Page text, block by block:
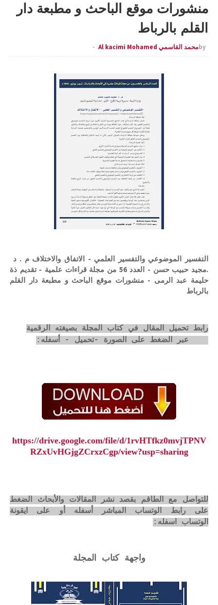
منشورات موقع الباحث و مطبعة دار
القلم بالرباط
byمحمد القاسمي Al kacimi Mohamed
التفسير الموضوعي والتفسير العلمي - الاتفاق والاختلاف م . د
.مجيد حبيب حسن - العدد 56 من مجلة قراءات علمية - تقديم ذة
حليمة عبد الرمى - منشورات موقع الباحث و مطبعة دار القلم
بالرباط
رابط تحميل المقال في كتاب المجلة بصيغته الرقمية
https://drive.google.com/file/d/1rvHTfkz0mvjTPNV
RZxUvHGjgZCrxzCgp/view?usp=sharing
للتواصل مع الطاقم بقصد نشر المقالات والأبحاث الضغط
على رابط الوتساب المباشر أسفله أو على ايقونة
الوتساب اسفله:
واجهة كتاب المجلة